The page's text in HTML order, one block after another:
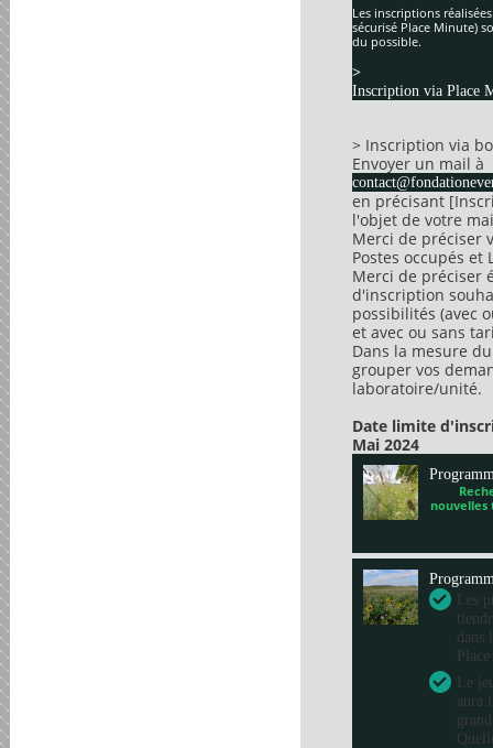
Les inscriptions
sécurisé Place Minute)
du possible.
>
Inscription via Place
> Inscription via
Envoyer un mail à
en précisant
l'objet de votre
Merci de préciser
Postes occupés et
Merci de préciser
d'inscription
possibilités (avec
et avec ou sans
Dans la mesure
grouper vos
laboratoire/unité.
Date limite
Mai 2024
nouvelles
Les
dans
Le
aura